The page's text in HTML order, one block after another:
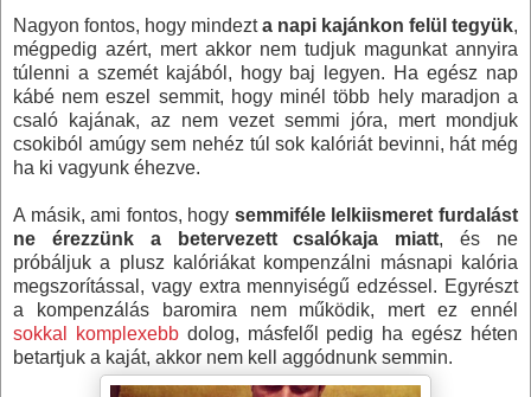
Nagyon fontos, hogy mindezta napi kajánkon felül tegyük,
mégpedig azért, mert akkor nem tudjuk magunkat annyira
túlenni a szemét kajából, hogy baj legyen. Ha egész nap
kábé nem eszel semmit, hogy minél több hely maradjon a
csaló kajának, az nem vezet semmi jóra, mert mondjuk
csokiból amúgy sem nehéz túl sok kalóriát bevinni, hát még
ha ki vagyunk éhezve.
A másik, ami fontos, hogy semmiféle lelkiismeret furdalást
ne érezzünk a betervezett csalókaja miatt, és ne
próbáljuk a plusz kalóriákat kompenzálni másnapi kalória
megszorítással, vagy extra mennyiségű edzéssel. Egyrészt
a kompenzálás baromira nem működik, mert ez ennél
sokkal komplexebbdolog, másfelől pedig ha egész héten
betartjuk a kaját, akkor nem kell aggódnunk semmin.